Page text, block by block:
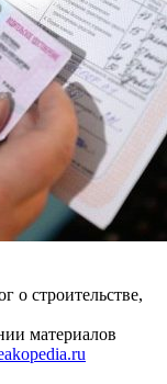
о строительстве,
материалов